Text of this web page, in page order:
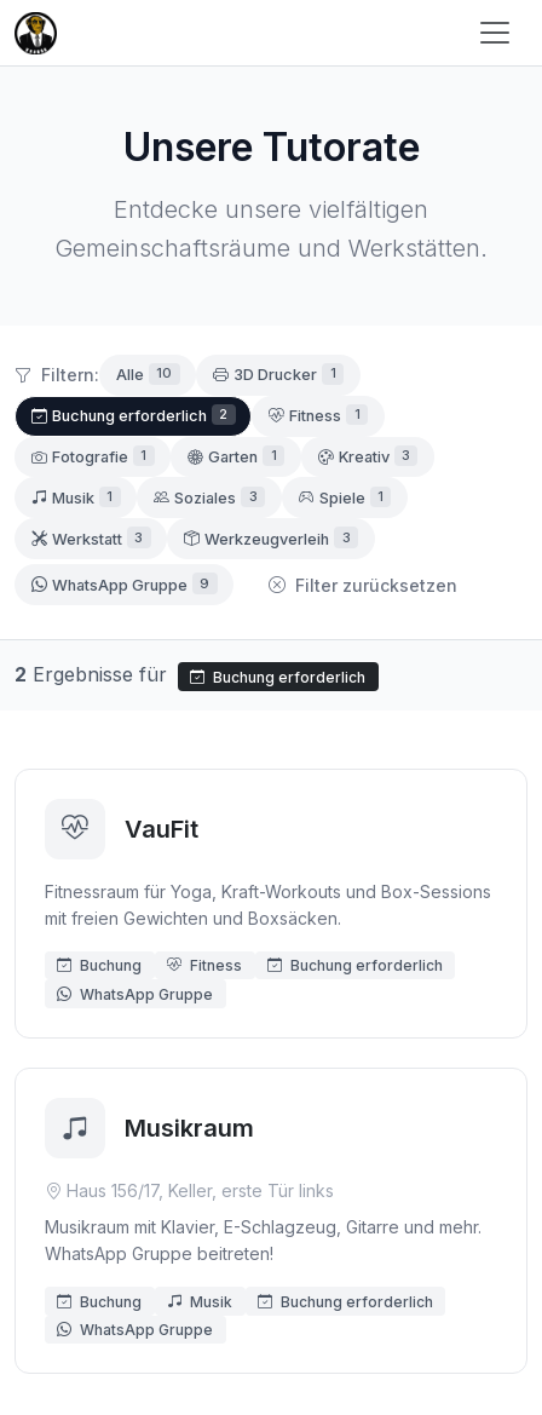
Unsere Tutorate
Entdecke unsere vielfältigen
Gemeinschaftsräume und Werkstätten.
Filtern: Alle 10 3D Drucker 1
Buchung erforderlich 2 Fitness 1
Fotografie 1 Garten 1 Kreativ 3
Musik 1 Soziales 3 Spiele 1
Werkstatt 3 Werkzeugverleih 3
WhatsApp Gruppe 9 Filter zurücksetzen
2 Ergebnisse für Buchung erforderlich
VauFit
Fitnessraum für Yoga, Kraft-Workouts und Box-Sessions
mit freien Gewichten und Boxsäcken.
Buchung Fitness
Buchung erforderlich
WhatsApp Gruppe
Musikraum
Haus 156/17, Keller, erste Tür links
Musikraum mit Klavier, E-Schlagzeug, Gitarre und mehr.
WhatsApp Gruppe beitreten!
Buchung Musik
Buchung erforderlich
WhatsApp Gruppe